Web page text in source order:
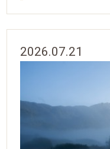
2026.07.21